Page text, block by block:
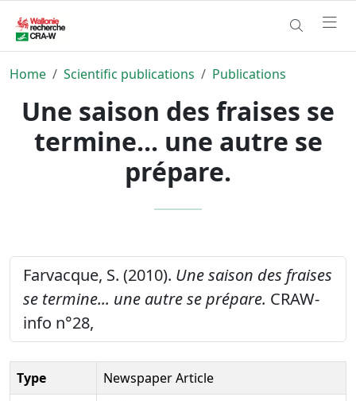
Home Scientific publications Publications
Une saison des fraises se
termine... une autre se
prépare.
Farvacque, S. (2010). Une saison des fraises
se termine... une autre se prépare. CRAW-
info n°28,
Type
Newspaper Article